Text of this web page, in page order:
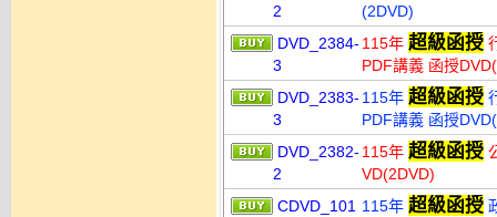
2
(2DVD)
DVD_2384-
3
115年 超級函授
PDF講義 函授
DVD_2383-
3
115年 超級函授
PDF講義 函授
DVD_2382-
2
115年 超級函授
VD(2DVD)
CDVD_101 115年 超級函授